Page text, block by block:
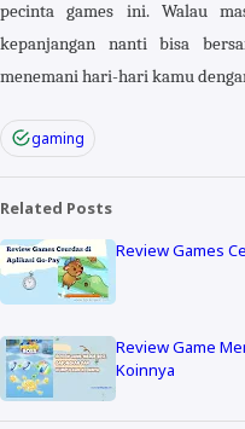
pecinta games ini. Walau
kepanjangan nanti bisa
menemani hari-hari kamu
gaming
Related Posts
Review Games
Review Game
Koinnya